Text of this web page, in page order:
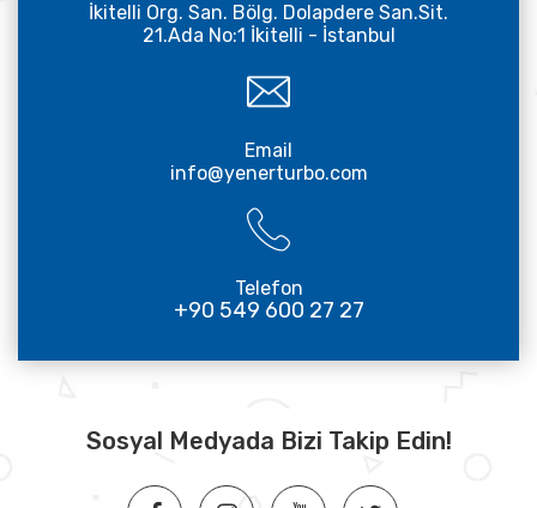
İkitelli Org. San. Bölg. Dolapdere San.Sit.
21.Ada No:1 İkitelli - İstanbul
Email
info@yenerturbo.com
Telefon
+90 549 600 27 27
Sosyal Medyada Bizi Takip Edin!